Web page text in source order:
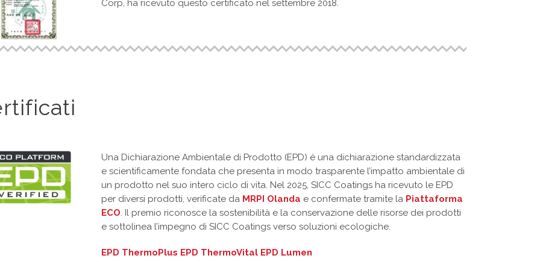
Corp, ha ricevuto questo certificato nel settembre 2018.
Una Dichiarazione Ambientale di Prodotto (EPD) è una dichiarazione standardizzata
e scientificamente fondata che presenta in modo trasparente l’impatto ambientale di
un prodotto nel suo intero ciclo di vita. Nel 2025, SICC Coatings ha ricevuto le EPD
per diversi prodotti, verificate da MRPI Olanda e confermate tramite la Piattaforma
ECO. Il premio riconosce la sostenibilità e la conservazione delle risorse dei prodotti
e sottolinea l’impegno di SICC Coatings verso soluzioni ecologiche.
EPD ThermoPlus EPD ThermoVital EPD Lumen